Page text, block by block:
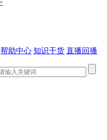
帮助中心 知识干货 直播回播